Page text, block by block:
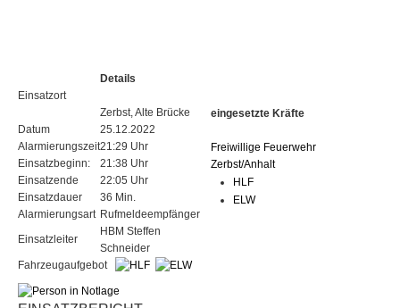
Einsatzort
Details
Zerbst, Alte Brücke
Datum
25.12.2022
Alarmierungszeit21:29 Uhr
Einsatzbeginn:
21:38 Uhr
Einsatzende
22:05 Uhr
Einsatzdauer
36 Min.
Alarmierungsart Rufmeldeempfänger
Einsatzleiter
HBM Steffen
Schneider
eingesetzte Kräfte
Freiwillige Feuerwehr
Zerbst/Anhalt
HLF
ELW
Fahrzeugaufgebot